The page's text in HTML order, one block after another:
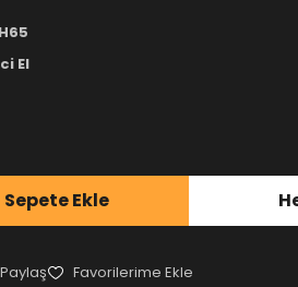
El
Sepete Ekle
Paylaş